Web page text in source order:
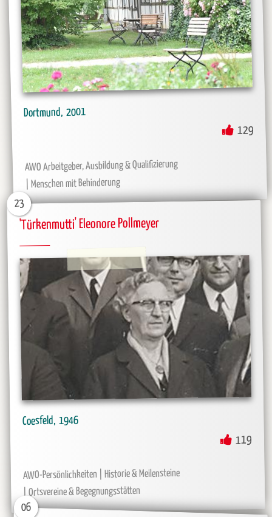
Dortmund 2001
129
AWO Arbeitgeber, Ausbildung & Qualifizierung
Menschen mit Behinderung
'Türkenmutti' Eleonore Pollmeyer
23
Coesfeld 1946
119
AWO-Persönlichkeiten Historie & Meilensteine
Ortsvereine & Begegnungsstätten
06